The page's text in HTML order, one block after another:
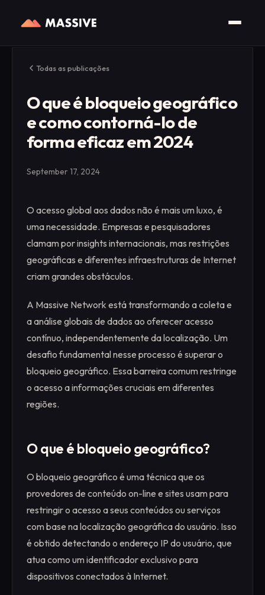
Todas as publicações
O que é bloqueio geográfico
e como contorná-lo de
forma eficaz em 2024
September 17, 2024
O acesso global aos dados não é mais um luxo, é
uma necessidade. Empresas e pesquisadores
clamam por insights internacionais, mas restrições
geográficas e diferentes infraestruturas de Internet
criam grandes obstáculos.
A Massive Network está transformando a coleta e
a análise globais de dados ao oferecer acesso
contínuo, independentemente da localização. Um
desafio fundamental nesse processo é superar o
bloqueio geográfico. Essa barreira comum restringe
o acesso a informações cruciais em diferentes
regiões.
O que é bloqueio geográfico?
O bloqueio geográfico é uma técnica que os
provedores de conteúdo on-line e sites usam para
restringir o acesso a seus conteúdos ou serviços
com base na localização geográfica do usuário. Isso
é obtido detectando o endereço IP do usuário, que
atua como um identificador exclusivo para
dispositivos conectados à Internet.